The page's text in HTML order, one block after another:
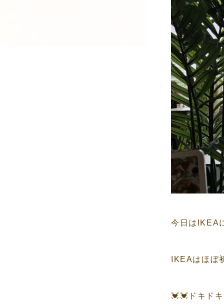
今日はIKEA
IKEAはほぼ
💓💓ドキド